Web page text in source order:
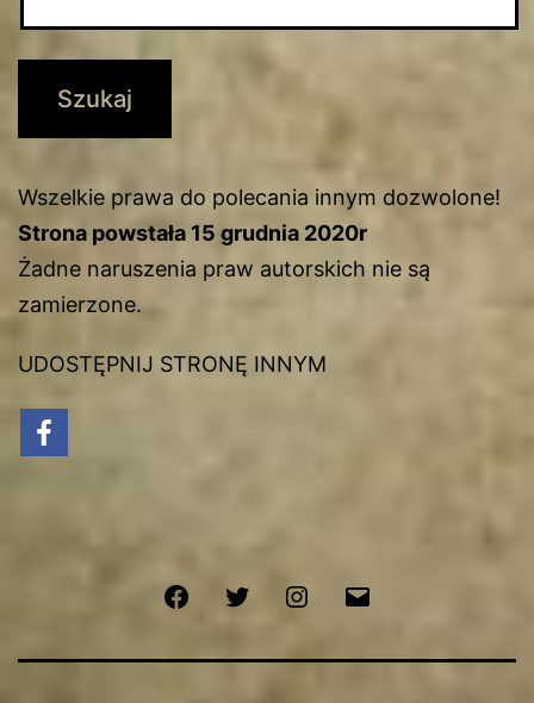
Wszelkie prawa do polecania innym dozwolone!
Strona powstała 15 grudnia 2020r
Żadne naruszenia praw autorskich nie są
zamierzone.
UDOSTĘPNIJ STRONĘ INNYM
FacebookTwitter Instagram